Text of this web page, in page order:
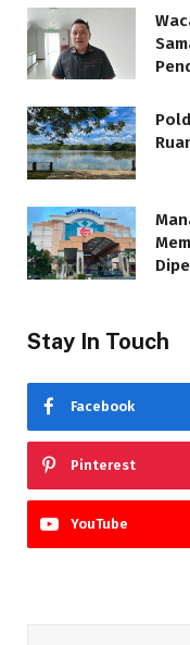
Stay In Touch
Facebook
Pinterest
YouTube